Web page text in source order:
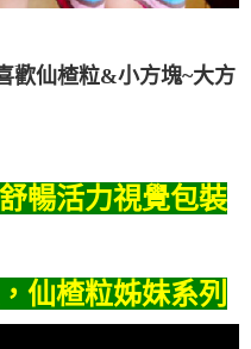
歡仙楂粒&小方塊~大方
暢活力視覺包裝
仙楂粒姊妹系列